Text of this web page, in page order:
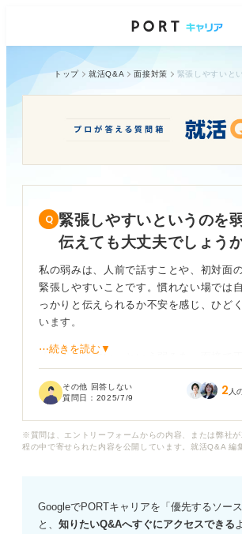
トップ 就活Q&A 面接対策
緊張しやすいというのを
伝えても大丈夫でしょう
私の弱みは、人前で話すことや、初対面
緊張しやすいことです。慣れない場では
っかりと伝えられるか不安を感じ、ひど
います。
「緊張しやすい」という弱みを、面接で
ば、マイナスな印象を持たれずに済むで
⋯続きを読む▼
その他 回答しない
質問日： 2025/7/9 2 人
※質問は、エントリーフォームからの内容、または弊社
程の中で寄せられた内容を公開しています。就活Q&A 編
GoogleでPORTキャリアを「優先するソー
と、 知りたいQ&Aへすぐにアクセスできる